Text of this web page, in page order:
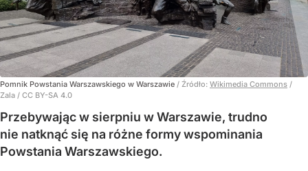
Pomnik Powstania Warszawskiego w Warszawie / Źródło: Wikimedia Commons /
Zala / CC BY-SA 4.0
Przebywając w sierpniu w Warszawie, trudno
nie natknąć się na różne formy wspominania
Powstania Warszawskiego.